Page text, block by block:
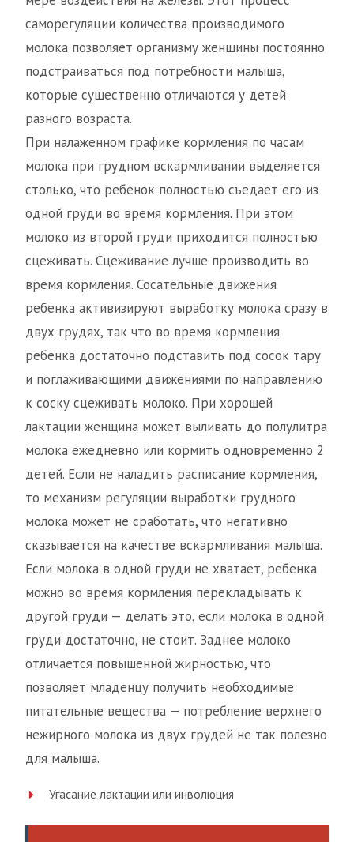
саморегуляции количества производимого
молока позволяет организму женщины постоянно
подстраиваться под потребности малыша,
которые существенно отличаются у детей
разного возраста.
При налаженном графике кормления по часам
молока при грудном вскармливании выделяется
столько, что ребенок полностью съедает его из
одной груди во время кормления. При этом
молоко из второй груди приходится полностью
сцеживать. Сцеживание лучше производить во
время кормления. Сосательные движения
ребенка активизируют выработку молока сразу в
двух грудях, так что во время кормления
ребенка достаточно подставить под сосок тару
и поглаживающими движениями по направлению
к соску сцеживать молоко. При хорошей
лактации женщина может выливать до полулитра
молока ежедневно или кормить одновременно 2
детей. Если не наладить расписание кормления,
то механизм регуляции выработки грудного
молока может не сработать, что негативно
сказывается на качестве вскармливания малыша.
Если молока в одной груди не хватает, ребенка
можно во время кормления перекладывать к
другой груди — делать это, если молока в одной
груди достаточно, не стоит. Заднее молоко
отличается повышенной жирностью, что
позволяет младенцу получить необходимые
питательные вещества — потребление верхнего
нежирного молока из двух грудей не так полезно
для малыша.
Угасание лактации или инволюция